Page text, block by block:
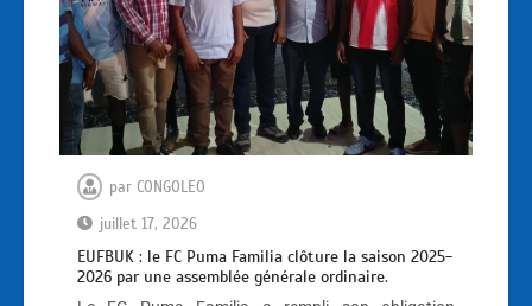
par CONGOLEO
juillet 17, 2026
EUFBUK : le FC Puma Familia clôture la saison 2025-
2026 par une assemblée générale ordinaire.